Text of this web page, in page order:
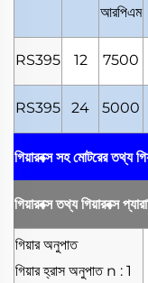
আরপিএম
RS395 12 7500
RS395 24 5000
গিয়ারবক্স সহ মোটরের তথ্য
গিয়ারবক্স তথ্যগিয়ারবক্স
গিয়ার অনুপাত
গিয়ার হ্রাস অনুপাত n : 1